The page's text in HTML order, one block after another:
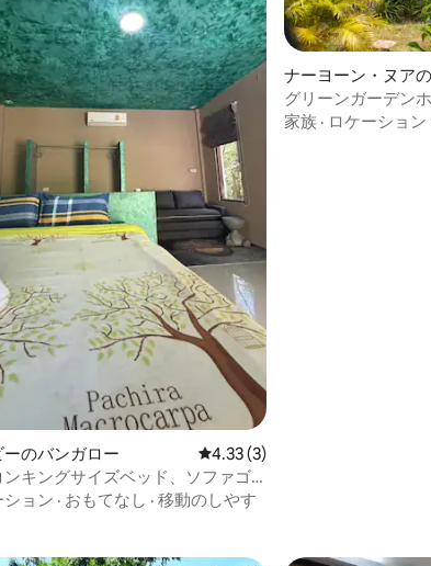
星中4.9つ星の平均評価
ーのバンガロー レビュー3件、5つ星中4.33つ星
4.33 (3)
ンキングサイズベッド、ソファゴ
、静かな家
ション · おもてなし · 移動のしやす
ナーヨーン・ヌア
グリーンガーデン
ロー）
家族 · ロケーション